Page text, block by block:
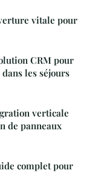
vitale pour
CRM pour
les séjours
verticale
de panneaux
complet pour